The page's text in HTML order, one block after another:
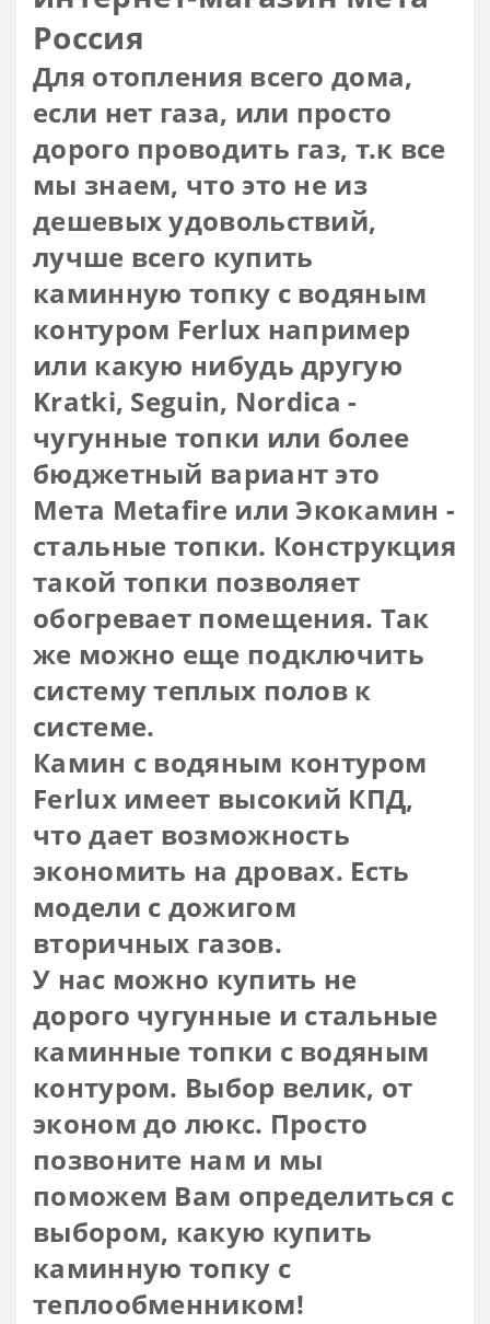
Россия
Для отопления всего дома,
если нет газа, или просто
дорого проводить газ, т.к все
мы знаем, что это не из
дешевых удовольствий,
лучше всего купить
каминную топку с водяным
контуром Ferlux например
или какую нибудь другую
Kratki, Seguin, Nordica -
чугунные топки или более
бюджетный вариант это
Мета Metafire или Экокамин -
стальные топки. Конструкция
такой топки позволяет
обогревает помещения. Так
же можно еще подключить
систему теплых полов к
системе.
Камин с водяным контуром
Ferlux имеет высокий КПД,
что дает возможность
экономить на дровах. Есть
модели с дожигом
вторичных газов.
У нас можно купить не
дорого чугунные и стальные
каминные топки с водяным
контуром. Выбор велик, от
эконом до люкс. Просто
позвоните нам и мы
поможем Вам определиться с
выбором, какую купить
каминную топку с
теплообменником!